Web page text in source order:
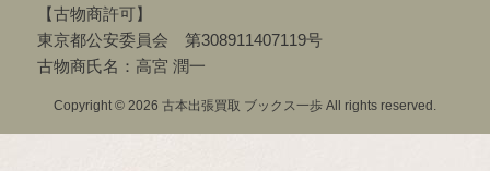
【古物商許可】
東京都公安委員会 第308911407119号
古物商氏名：高宮 潤一
Copyright © 2026 古本出張買取 ブックス一歩 All rights reserved.